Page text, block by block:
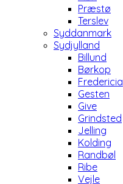
Præstø
Terslev
Syddanmark
Sydjylland
Billund
Børkop
Fredericia
Gesten
Give
Grindsted
Jelling
Kolding
Randbøl
Ribe
Vejle